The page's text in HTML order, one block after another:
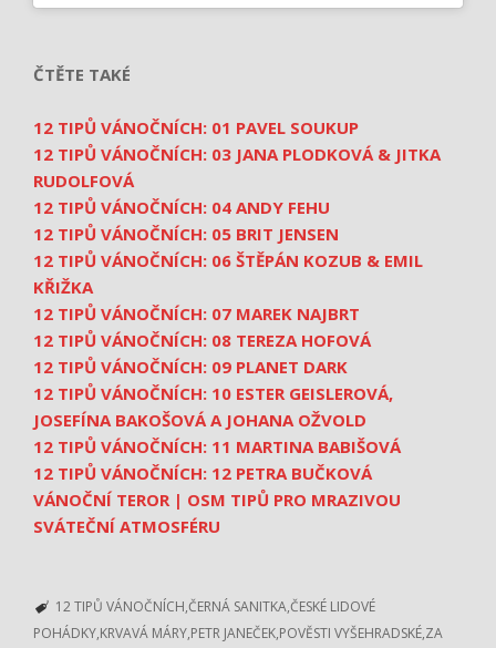
ČTĚTE TAKÉ
12 TIPŮ VÁNOČNÍCH: 01 PAVEL SOUKUP
12 TIPŮ VÁNOČNÍCH: 03 JANA PLODKOVÁ & JITKA
RUDOLFOVÁ
12 TIPŮ VÁNOČNÍCH: 04 ANDY FEHU
12 TIPŮ VÁNOČNÍCH: 05 BRIT JENSEN
12 TIPŮ VÁNOČNÍCH: 06 ŠTĚPÁN KOZUB & EMIL
KŘIŽKA
12 TIPŮ VÁNOČNÍCH: 07 MAREK NAJBRT
12 TIPŮ VÁNOČNÍCH: 08 TEREZA HOFOVÁ
12 TIPŮ VÁNOČNÍCH: 09 PLANET DARK
12 TIPŮ VÁNOČNÍCH: 10 ESTER GEISLEROVÁ,
JOSEFÍNA BAKOŠOVÁ A JOHANA OŽVOLD
12 TIPŮ VÁNOČNÍCH: 11 MARTINA BABIŠOVÁ
12 TIPŮ VÁNOČNÍCH: 12 PETRA BUČKOVÁ
VÁNOČNÍ TEROR | OSM TIPŮ PRO MRAZIVOU
SVÁTEČNÍ ATMOSFÉRU
12 TIPŮ VÁNOČNÍCH ČERNÁ SANITKAČESKÉ LIDOVÉ
POHÁDKY KRVAVÁ MÁRY PETR JANEČEK POVĚSTI VYŠEHRADSKÉ ZA